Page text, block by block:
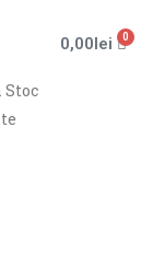
0,00lei 0
Stoc